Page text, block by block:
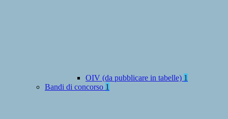
OIV (da pubblicare in tabelle) 1
Bandi di concorso 1